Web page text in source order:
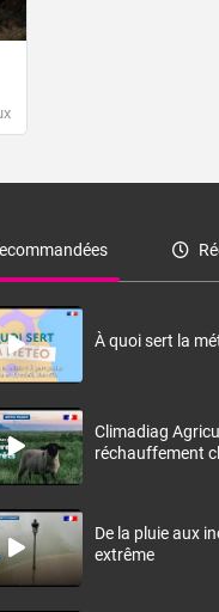
À quoi sert la
Climadiag
réchauffement
De la pluie aux
extrême